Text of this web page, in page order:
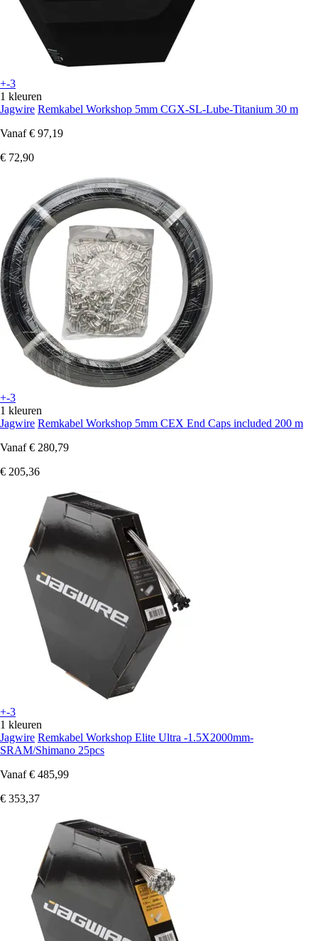
+-3
1 kleuren
Jagwire Remkabel Workshop 5mm CGX-SL-Lube-Titanium 30 m
Vanaf € 97,19
€ 72,90
+-3
1 kleuren
Jagwire Remkabel Workshop 5mm CEX End Caps included 200 m
Vanaf € 280,79
€ 205,36
+-3
1 kleuren
Jagwire Remkabel Workshop Elite Ultra -1.5X2000mm-
SRAM/Shimano 25pcs
Vanaf € 485,99
€ 353,37